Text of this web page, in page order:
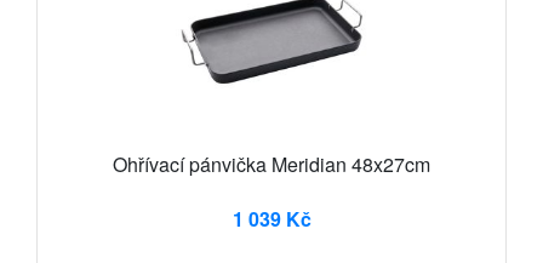
Ohřívací pánvička Meridian 48x27cm
1 039 Kč